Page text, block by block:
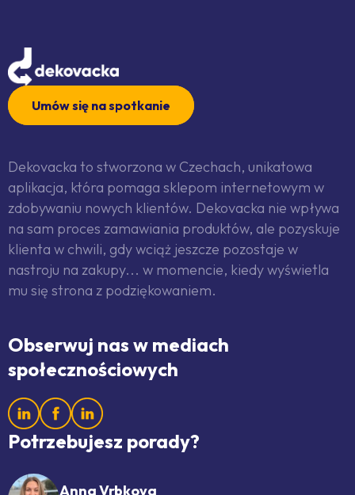
Umów się na spotkanie
Dekovacka to stworzona w Czechach, unikatowa
aplikacja, która pomaga sklepom internetowym w
zdobywaniu nowych klientów. Dekovacka nie wpływa
na sam proces zamawiania produktów, ale pozyskuje
klienta w chwili, gdy wciąż jeszcze pozostaje w
nastroju na zakupy... w momencie, kiedy wyświetla
mu się strona z podziękowaniem.
Obserwuj nas w mediach
społecznościowych
Potrzebujesz porady?
Anna Vrbkova